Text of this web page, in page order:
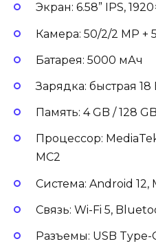
Экран: 6.58” IPS,
Камера: 50/2/2 MP +
Батарея: 5000 мАч
Зарядка: быстрая 18
Память: 4 GB / 128 GB
Процессор:
MC2
Система: Android 12,
Связь: Wi-Fi 5,
Разъемы: USB Type-